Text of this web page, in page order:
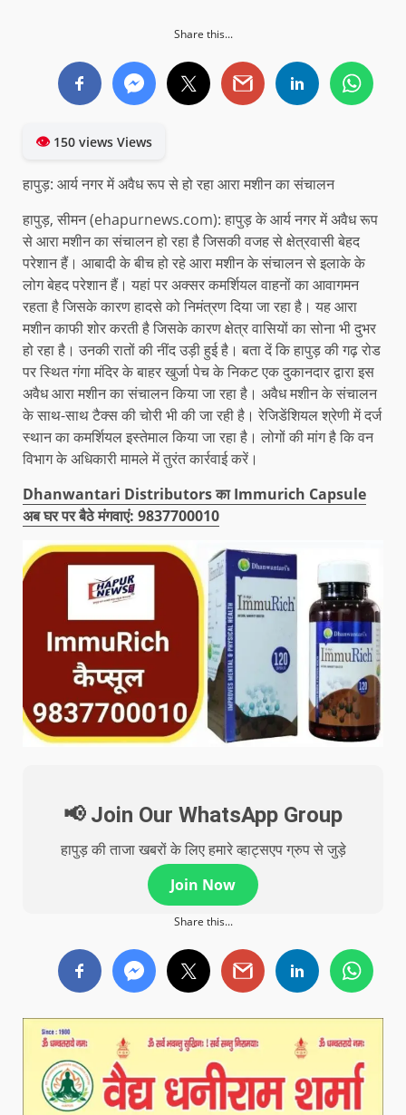
Share this...
👁150 views Views
हापुड़: आर्य नगर में अवैध रूप से हो रहा आरा मशीन का संचालन
हापुड़, सीमन (ehapurnews.com): हापुड़ के आर्य नगर में अवैध रूप
से आरा मशीन का संचालन हो रहा है जिसकी वजह से क्षेत्रवासी बेहद
परेशान हैं। आबादी के बीच हो रहे आरा मशीन के संचालन से इलाके के
लोग बेहद परेशान हैं। यहां पर अक्सर कमर्शियल वाहनों का आवागमन
रहता है जिसके कारण हादसे को निमंत्रण दिया जा रहा है। यह आरा
मशीन काफी शोर करती है जिसके कारण क्षेत्र वासियों का सोना भी दुभर
हो रहा है। उनकी रातों की नींद उड़ी हुई है। बता दें कि हापुड़ की गढ़ रोड
पर स्थित गंगा मंदिर के बाहर खुर्जा पेच के निकट एक दुकानदार द्वारा इस
अवैध आरा मशीन का संचालन किया जा रहा है। अवैध मशीन के संचालन
के साथ-साथ टैक्स की चोरी भी की जा रही है। रेजिडेंशियल श्रेणी में दर्ज
स्थान का कमर्शियल इस्तेमाल किया जा रहा है। लोगों की मांग है कि वन
विभाग के अधिकारी मामले में तुरंत कार्रवाई करें।
Dhanwantari Distributors का Immurich Capsule
अब घर पर बैठे मंगवाएं: 9837700010
📢 Join Our WhatsApp Group
हापुड़ की ताजा खबरों के लिए हमारे व्हाट्सएप ग्रुप से जुड़े
Join Now
Share this...